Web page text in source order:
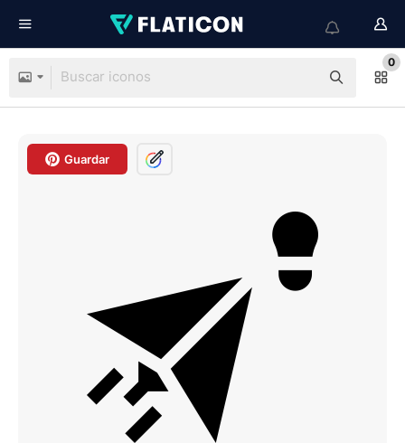
0
Guardar